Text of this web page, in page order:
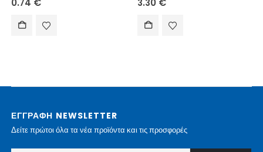
ΕΓΓΡΑΦΗ NEWSLETTER
Δείτε πρώτοι όλα τα νέα προϊόντα και τις προσφορές